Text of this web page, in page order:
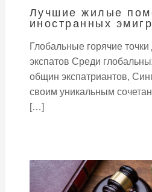
Лучшие жилые
иностранных
Глобальные горячие
экспатов Среди
общин экспатриантов,
своим уникальным
[…]